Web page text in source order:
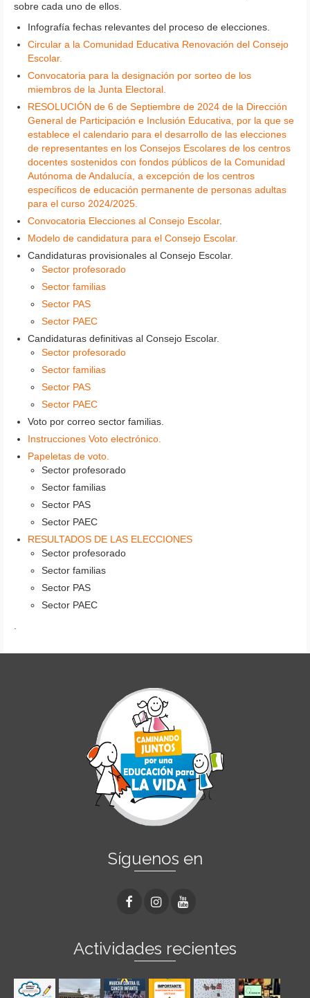
sobre cada uno de ellos.
Infografía fechas relevantes del proceso de elecciones.
Circular a la Comunidad Educativa Renovación del Consejo
Escolar.
Convocatoria para la designación por sorteo de los
miembros de la Junta Electoral.
RESOLUCIÓN de 6 de Septiembre de 2024 de la Dirección
General de Participación e Inclusión Educativa, por la que se
establece el calendario para el desarrollo de las elecciones
de representantes en los Consejos Escolares de los centros
docentes sostenidos con fondos públicos de la Comunidad
Autónoma de Andalucía, a excepción de los centros
específicos de educación permanente de personas adultas
para el curso 2024/2025.
Convocatoria Elecciones al Consejo Escolar.
Modelo de candidatura para el Consejo Escolar.
Candidaturas provisionales al Consejo Escolar.
Sector profesorado
Sector familias
Sector PAS
Sector PAEC
Candidaturas definitivas al Consejo Escolar.
Sector profesorado
Sector familias
Sector PAS
Sector PAEC
Voto por correo sector familias.
Instrucciones Voto electrónico.
Papeletas de voto.
Sector profesorado
Sector familias
Sector PAS
Sector PAEC
RESULTADOS DE LAS ELECCIONES
Sector profesorado
Sector familias
Sector PAS
Sector PAEC
Síguenos en
Actividades recientes